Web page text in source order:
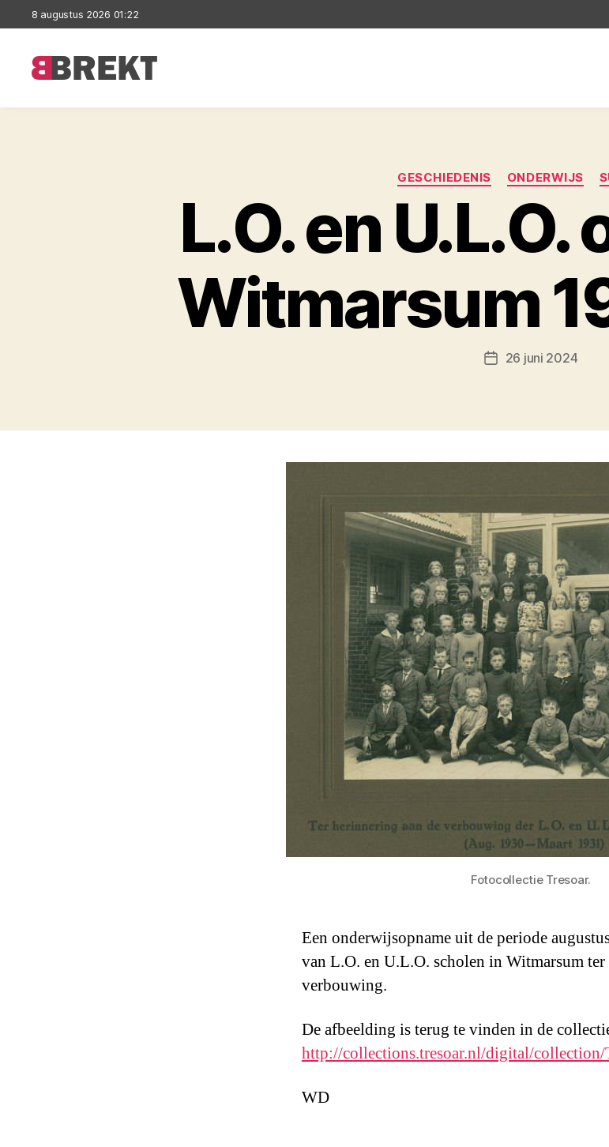
8 augustus 2026 01:22
Categorieën
GESCHIEDENIS ONDERWIJS
L.O. en
Witmarsum
Berichtdatum
26 juni 2024
Fotocollectie Tresoar.
Een onderwijsopname uit de periode
van L.O. en U.L.O. scholen in Witmarsum ter
verbouwing.
De afbeelding is terug te vinden in de
http://collections.tresoar.nl/digital/
WD